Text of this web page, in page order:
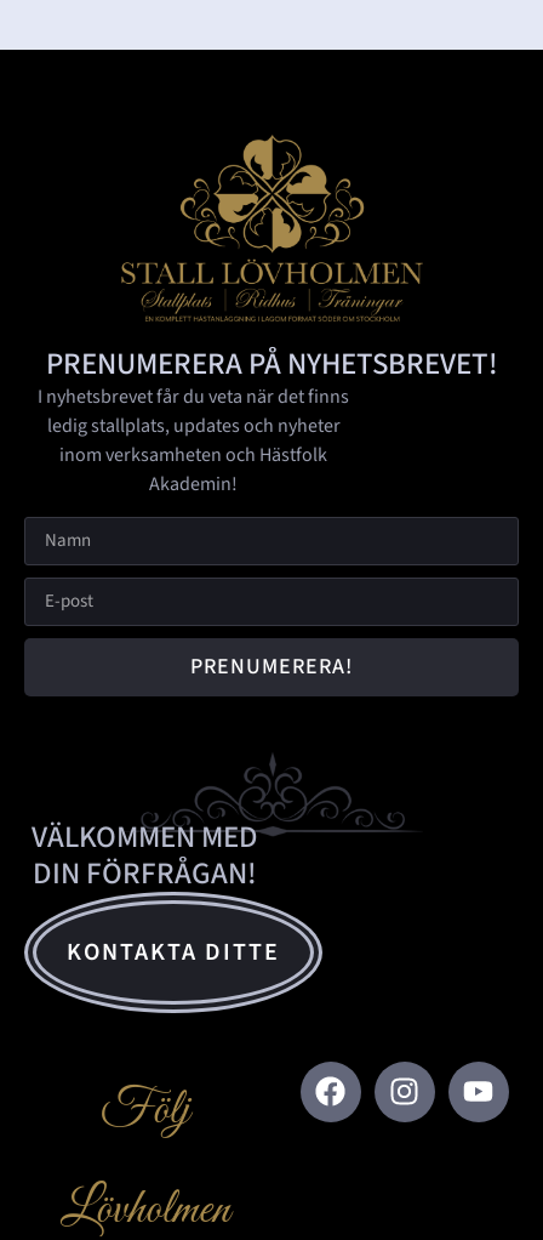
VÄLKOMMEN MED
DIN FÖRFRÅGAN!
KONTAKTA DITTE
PRENUMERERA PÅ NYHETSBREVET!
I nyhetsbrevet får du veta när det finns
ledig stallplats, updates och nyheter
inom verksamheten och Hästfolk
Akademin!
PRENUMERERA!
Följ
Lövholmen